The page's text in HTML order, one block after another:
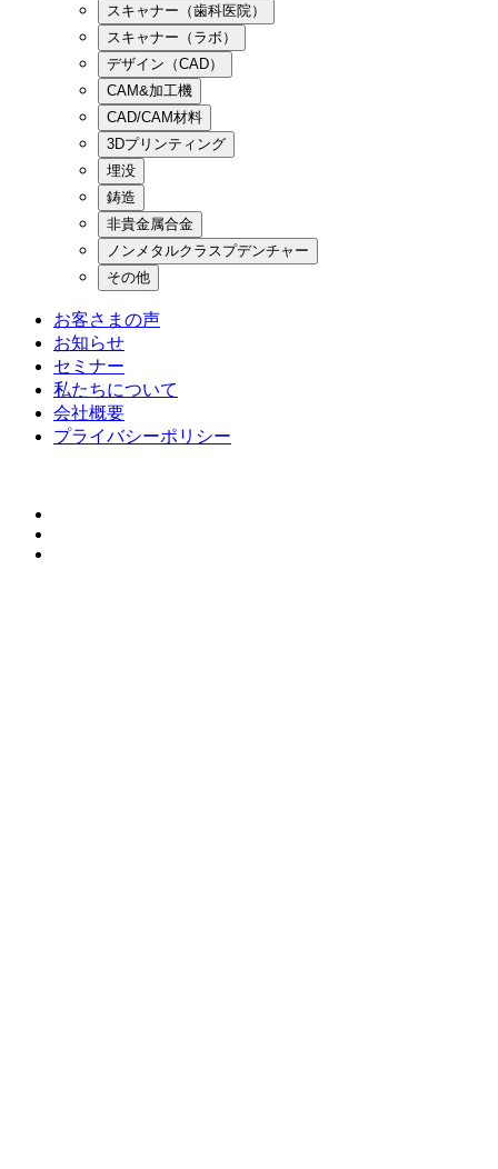
スキャナー（歯科医院）
スキャナー（ラボ）
デザイン（CAD）
CAM&加工機
CAD/CAM材料
3Dプリンティング
埋没
鋳造
非貴金属合金
ノンメタルクラスプデンチャー
その他
お客さまの声
お知らせ
セミナー
私たちについて
会社概要
プライバシーポリシー